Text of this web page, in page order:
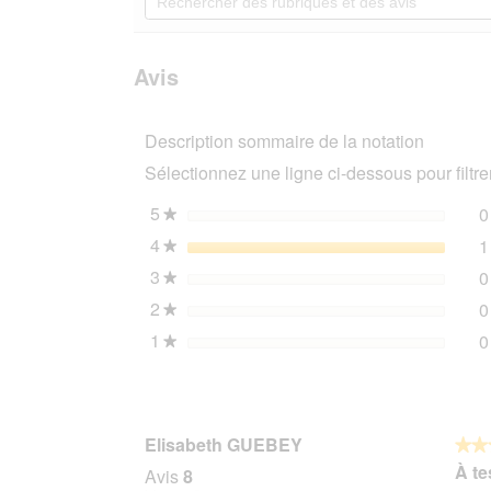
grignoter
ANIO
vers
des
des
avis
Avis
Description sommaire de la notation
Sélectionnez une ligne ci-dessous pour
5★ 0
4★ étoiles 1
3★ 0
2★ 0
1★ 0
Elisabeth GUEBEY
Avis 8
4
À